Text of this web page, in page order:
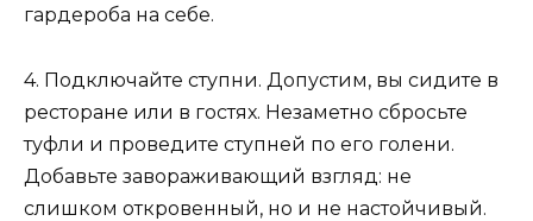
гардероба на себе.
4. Подключайте ступни. Допустим, вы сидите в
ресторане или в гостях. Незаметно сбросьте
туфли и проведите ступней по его голени.
Добавьте завораживающий взгляд: не
слишком откровенный, но и не настойчивый.